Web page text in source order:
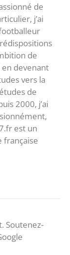
de
j’ai
de
devenant
vers la
de
2000, j’ai
est un
française
Soutenez-